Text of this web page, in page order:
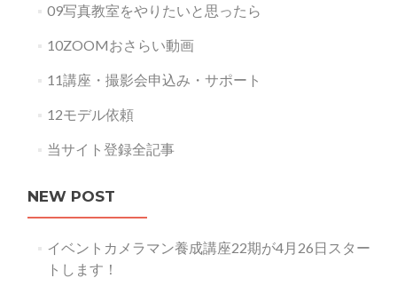
09写真教室をやりたいと思ったら
10ZOOMおさらい動画
11講座・撮影会申込み・サポート
12モデル依頼
当サイト登録全記事
NEW POST
イベントカメラマン養成講座22期が4月26日スター
トします！